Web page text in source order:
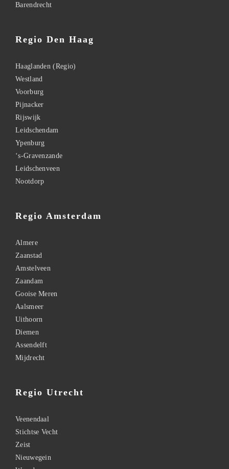
Barendrecht
Regio Den Haag
Haaglanden (Regio)
Westland
Voorburg
Pijnacker
Rijswijk
Leidschendam
Ypenburg
‘s-Gravenzande
Leidschenveen
Nootdorp
Regio Amsterdam
Almere
Zaanstad
Amstelveen
Zaandam
Gooise Meren
Aalsmeer
Uithoorn
Diemen
Assendelft
Mijdrecht
Regio Utrecht
Veenendaal
Stichtse Vecht
Zeist
Nieuwegein